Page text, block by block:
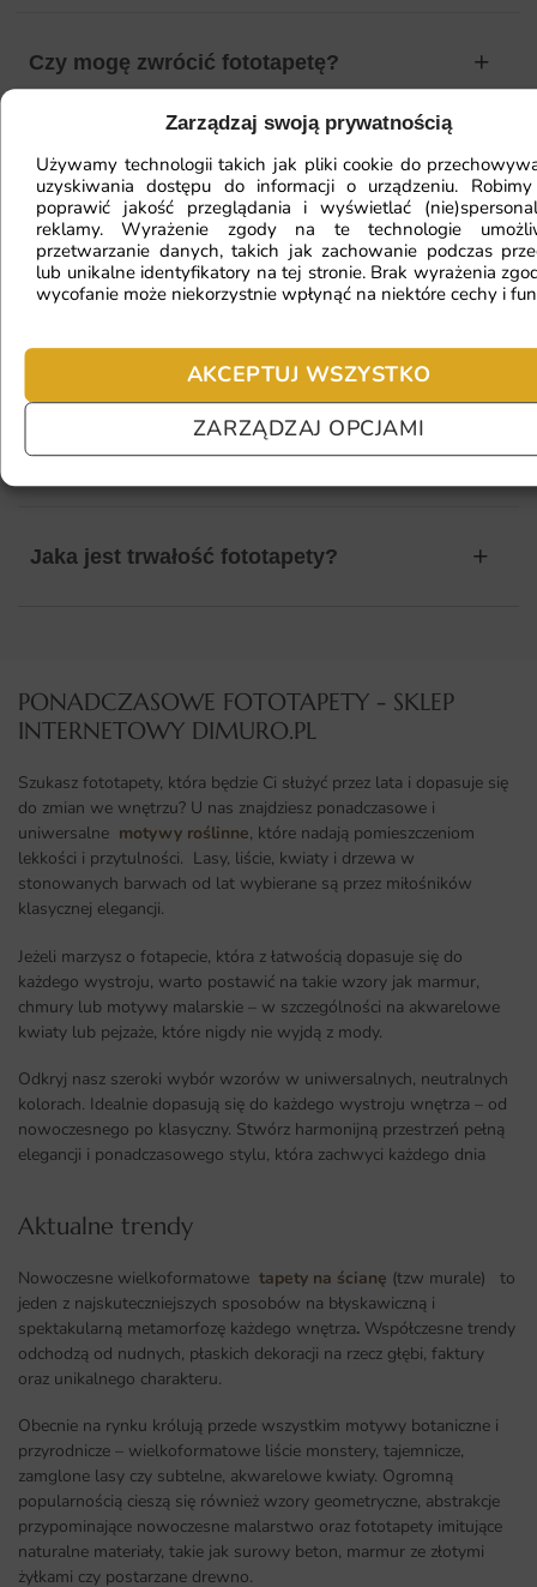
Zarządzaj swoją prywatnością
Używamy technologii takich jak pliki cookie do
uzyskiwania dostępu do informacji o urządzeniu.
poprawić jakość przeglądania i wyświetlać
reklamy. Wyrażenie zgody na te technologie
przetwarzanie danych, takich jak zachowanie podczas
lub unikalne identyfikatory na tej stronie. Brak wyrażenia
wycofanie może niekorzystnie wpłynąć na niektóre cechy i
AKCEPTUJ WSZYSTKO
ZARZĄDZAJ OPCJAMI
Czy mogę zwrócić fototapetę?
Jak zamontować fototapetę? / Jak
przygotować ścianę?
Fototapeta ma inny kolor na telefonie
Jaki materiał wybrać?
Jaka jest trwałość fototapety?
PONADCZASOWE FOTOTAPETY - SKLEP
INTERNETOWY DIMURO.PL​
Szukasz fototapety, która będzie Ci służyć przez lata i dopasuje się
do zmian we wnętrzu? U nas znajdziesz ponadczasowe i
uniwersalne motywy roślinne, które nadają pomieszczeniom
lekkości i przytulności. Lasy, liście, kwiaty i drzewa w
stonowanych barwach od lat wybierane są przez miłośników
klasycznej elegancji.
Jeżeli marzysz o fotapecie, która z łatwością dopasuje się do
każdego wystroju, warto postawić na takie wzory jak marmur,
chmury lub motywy malarskie – w szczególności na akwarelowe
kwiaty lub pejzaże, które nigdy nie wyjdą z mody.
Odkryj nasz szeroki wybór wzorów w uniwersalnych, neutralnych
kolorach. Idealnie dopasują się do każdego wystroju wnętrza – od
nowoczesnego po klasyczny. Stwórz harmonijną przestrzeń pełną
elegancji i ponadczasowego stylu, która zachwyci każdego dnia
Aktualne trendy​
Nowoczesne wielkoformatowe tapety na ścianę (tzw murale) to
jeden z najskuteczniejszych sposobów na błyskawiczną i
spektakularną metamorfozę każdego wnętrza. Współczesne trendy
odchodzą od nudnych, płaskich dekoracji na rzecz głębi, faktury
oraz unikalnego charakteru.
Obecnie na rynku królują przede wszystkim motywy botaniczne i
przyrodnicze – wielkoformatowe liście monstery, tajemnicze,
zamglone lasy czy subtelne, akwarelowe kwiaty. Ogromną
popularnością cieszą się również wzory geometryczne, abstrakcje
przypominające nowoczesne malarstwo oraz fototapety imitujące
naturalne materiały, takie jak surowy beton, marmur ze złotymi
żyłkami czy postarzane drewno.